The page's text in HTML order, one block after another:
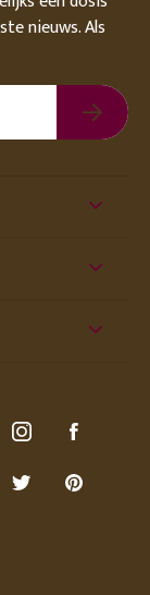
nieuws. Als